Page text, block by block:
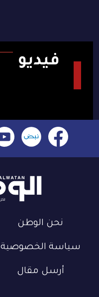
فيديو
نحن الوطن
سياسة الخصوصية
أرسل مقال